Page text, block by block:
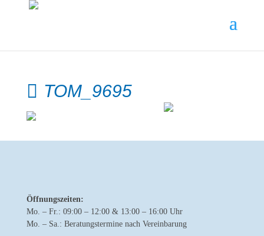
TOM_9695
Öffnungszeiten:
Mo. – Fr.: 09:00 – 12:00 & 13:00 – 16:00 Uhr
Mo. – Sa.: Beratungstermine nach Vereinbarung